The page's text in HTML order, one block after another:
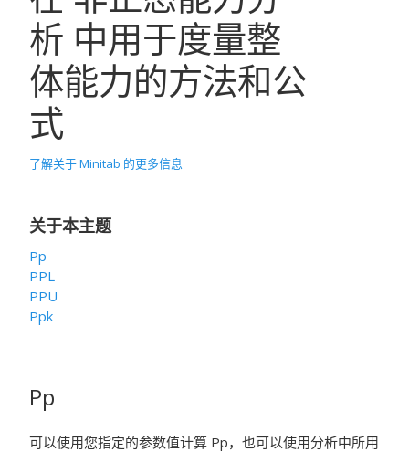
析 中用于度量整
体能力的方法和公
式
了解关于 Minitab 的更多信息
关于本主题
Pp
PPL
PPU
Ppk
Pp
可以使用您指定的参数值计算 Pp，也可以使用分析中所用